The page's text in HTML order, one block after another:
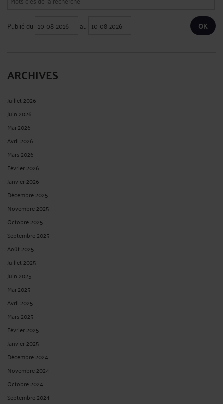
Publié du au
ARCHIVES
Juillet 2026
Juin 2026
Mai 2026
Avril 2026
Mars 2026
Février 2026
Janvier 2026
Décembre 2025
Novembre 2025
Octobre 2025
Septembre 2025
Août 2025
Juillet 2025
Juin 2025
Mai 2025
Avril 2025
Mars 2025
Février 2025
Janvier 2025
Décembre 2024
Novembre 2024
Octobre 2024
Septembre 2024